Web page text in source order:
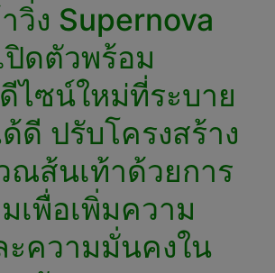
วิ่ง Supernova
ปิดตัวพร้อม
ไซน์ใหม่ที่ระบาย
ดี ปรับโครงสร้าง
ณส้นเท้าด้วยการ
เพื่อเพิ่มความ
ะความมั่นคงใน